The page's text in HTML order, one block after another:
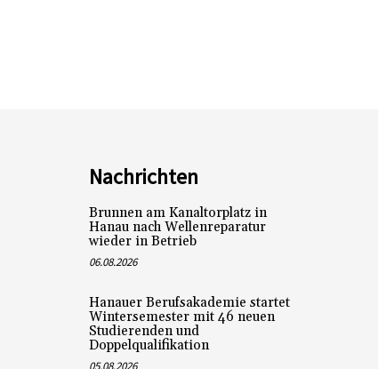
Nachrichten
Brunnen am Kanaltorplatz in
Hanau nach Wellenreparatur
wieder in Betrieb
06.08.2026
Hanauer Berufsakademie startet
Wintersemester mit 46 neuen
Studierenden und
Doppelqualifikation
05.08.2026